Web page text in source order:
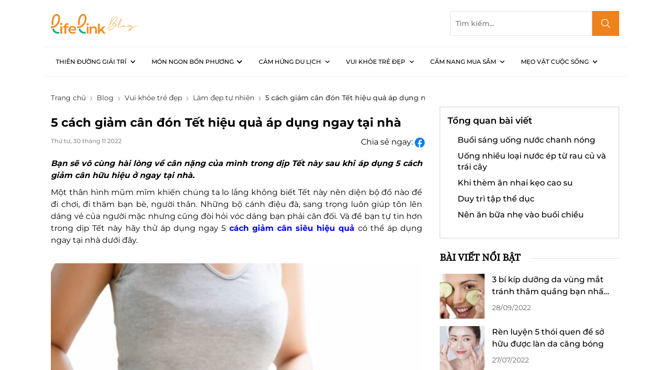
THIÊN ĐƯỜNG GIẢI TRÍ MÓN NGON BỐN PHƯƠNG CẢM HỨNG DU LỊCH VUI KHỎE TRẺ ĐẸP CẨM NANG MUA SẮM MẸO VẶT CUỘC SỐNG
Trang chủ Blog Vui khỏe trẻ đẹp Làm đẹp tự nhiên 5 cách giảm cân đón Tết hiệu quả áp dụng ngay tại nhà
5 cách giảm cân đón Tết hiệu quả áp dụng ngay tại nhà
Thứ tư, 30 tháng 11 2022 Chia sẻ ngay:
Bạn sẽ vô cùng hài lòng về cân nặng của mình trong dịp Tết này sau khi áp dụng 5 cách
giảm cân hữu hiệu ở ngay tại nhà.
Một thân hình mũm mĩm khiến chúng ta lo lắng không biết Tết này nên diện bộ đồ nào để
đi chơi, đi thăm bạn bè, người thân. Những bộ cánh điệu đà, sang trọng luôn giúp tôn lên
dáng vẻ của người mặc nhưng cũng đòi hỏi vóc dáng bạn phải cân đối. Và để bạn tự tin hơn
trong dịp Tết này hãy thử áp dụng ngay 5 cách giảm cân siêu hiệu quả có thể áp dụng
ngay tại nhà dưới đây.
Tổng quan bài viết
Buổi sáng uống nước chanh nóng
Uống nhiều loại nước ép từ rau củ và
trái cây
Khi thèm ăn nhai kẹo cao su
Duy trì tập thể dục
Nên ăn bữa nhẹ vào buổi chiều
BÀI VIẾT NỔI BẬT
3 bí kíp dưỡng da vùng mắt
tránh thâm quầng bạn nhất
định phải biết
28/09/2022
Rèn luyện 5 thói quen để sở
hữu được làn da căng bóng
27/07/2022